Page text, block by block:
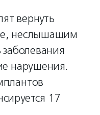
вернуть
неслышащим
нарушения.
17